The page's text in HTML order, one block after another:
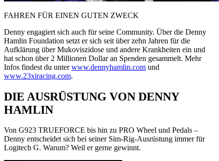
FAHREN FÜR EINEN GUTEN ZWECK
Denny engagiert sich auch für seine Community. Über die Denny
Hamlin Foundation setzt er sich seit über zehn Jahren für die
Aufklärung über Mukoviszidose und andere Krankheiten ein und
hat schon über 2 Millionen Dollar an Spenden gesammelt. Mehr
Infos findest du unterwww.dennyhamlin.com und
www.23xiracing.com.
DIE AUSRÜSTUNG VON DENNY
HAMLIN
Von G923 TRUEFORCE bis hin zu PRO Wheel und Pedals –
Denny entscheidet sich bei seiner Sim-Rig-Ausrüstung immer für
Logitech G. Warum? Weil er gerne gewinnt.